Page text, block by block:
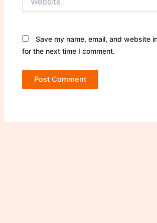
Save my name, email, and website
for the next time I comment.